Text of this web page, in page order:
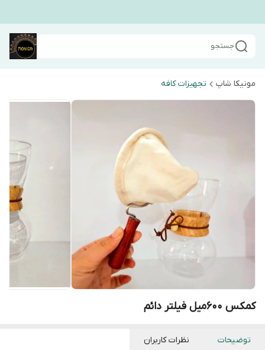
جستجو
مونیکا شاپ تجهیزات کافه
کمکس 600میل فیلتر دائم
توضیحات نظرات کاربران